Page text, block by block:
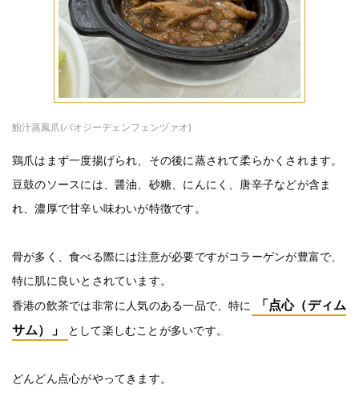
鮑汁蒸鳳爪(バオジーヂェンフェンヅァオ)
鶏爪はまず一度揚げられ、その後に蒸されて柔らかくされます。
豆鼓のソースには、醤油、砂糖、にんにく、唐辛子などが含ま
れ、濃厚で甘辛い味わいが特徴です。
骨が多く、食べる際には注意が必要ですがコラーゲンが豊富で、
特に肌に良いとされています。
香港の飲茶では非常に人気のある一品で、特に
「点心（ディム
サム）」
として楽しむことが多いです。
どんどん点心がやってきます。